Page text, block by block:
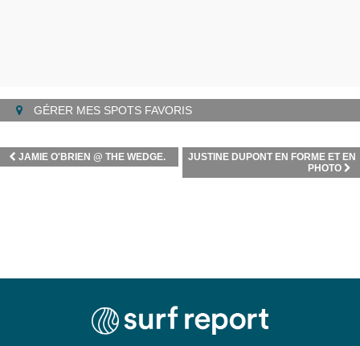
GÉRER MES SPOTS FAVORIS
JUSTINE DUPONT EN FORME ET EN
PHOTO
JAMIE O'BRIEN @ THE WEDGE.